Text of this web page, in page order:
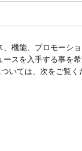
機能、プロモーシ
スを入手する事を
いては、次をご覧く